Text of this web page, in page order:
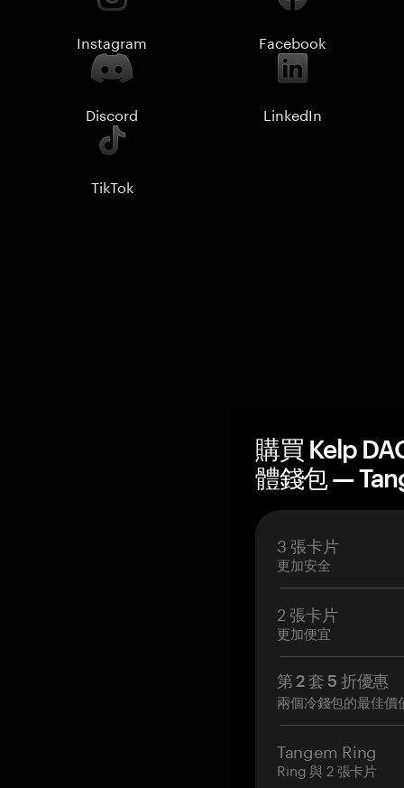
Instagram Facebook
Discord LinkedIn
TikTok
購買 Kelp
體錢包 —
3 張卡片
更加安全
2 張卡片
更加便宜
第 2 套 5 折優惠
兩個冷錢包的最佳價
Tangem Ring
Ring 與 2 張卡片